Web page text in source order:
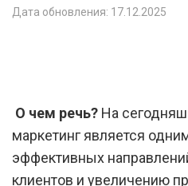
Дата обновления: 17.12.2025
О чем речь? На
маркетинг является
эффективных
клиентов и увеличению